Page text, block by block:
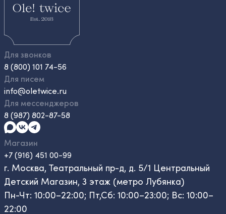
Для звонков
8 (800) 101 74-56
Для писем
info@oletwice.ru
Для мессенджеров
8 (987) 802-87-58
Магазин
+7 (916) 451 00-99
г. Москва, Театральный пр-д, д. 5/1 Центральный
Детский Магазин, 3 этаж (метро Лубянка)
Пн-Чт: 10:00–22:00; Пт,Сб: 10:00–23:00; Вс: 10:00–
22:00